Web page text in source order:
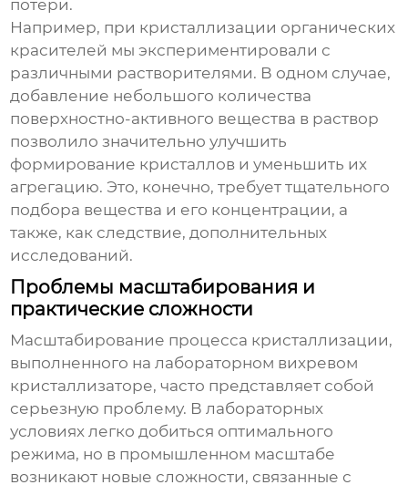
потери.
Например, при кристаллизации органических
красителей мы экспериментировали с
различными растворителями. В одном случае,
добавление небольшого количества
поверхностно-активного вещества в раствор
позволило значительно улучшить
формирование кристаллов и уменьшить их
агрегацию. Это, конечно, требует тщательного
подбора вещества и его концентрации, а
также, как следствие, дополнительных
исследований.
Проблемы масштабирования и
практические сложности
Масштабирование процесса кристаллизации,
выполненного на лабораторном вихревом
кристаллизаторе, часто представляет собой
серьезную проблему. В лабораторных
условиях легко добиться оптимального
режима, но в промышленном масштабе
возникают новые сложности, связанные с